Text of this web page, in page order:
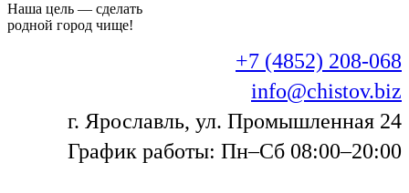
Наша цель — сделать
родной город чище!
+7 (4852) 208-068
info@chistov.biz
г. Ярославль, ул. Промышленная 24
График работы: Пн–Сб 08:00–20:00